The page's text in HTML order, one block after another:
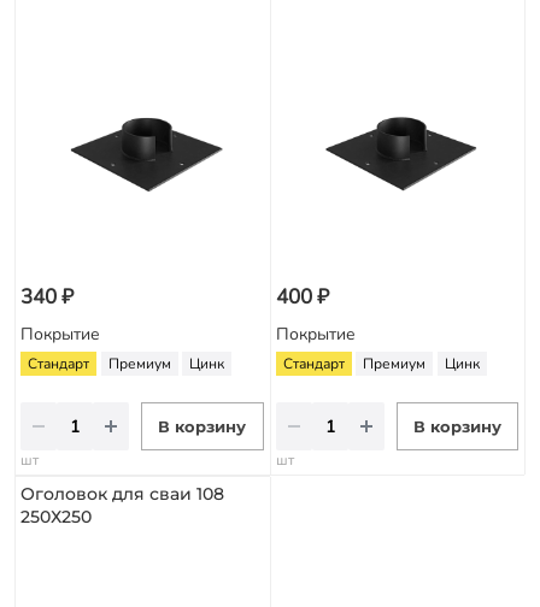
340 ₽
Покрытие
Стандарт Премиум Цинк
В корзину
шт
400 ₽
Покрытие
Стандарт Премиум Цинк
В корзину
шт
Оголовок для сваи 108
250Х250